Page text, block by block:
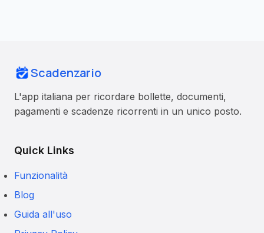
Scadenzario
L'app italiana per ricordare bollette, documenti,
pagamenti e scadenze ricorrenti in un unico posto.
Quick Links
Funzionalità
Blog
Guida all'uso